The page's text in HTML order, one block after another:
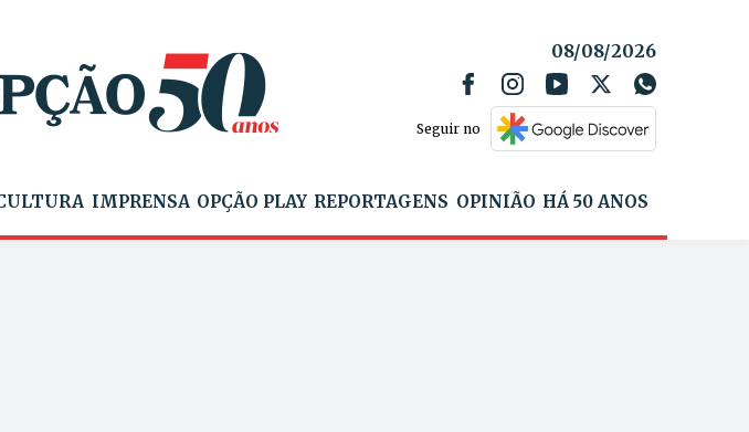
08/08/2026
Seguir no
IMPRENSA OPÇÃO PLAY REPORTAGENS OPINIÃO HÁ 50 ANOS